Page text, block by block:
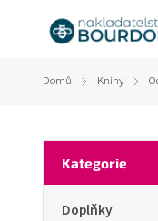
Domů / Knihy /
Kategorie
Doplňky